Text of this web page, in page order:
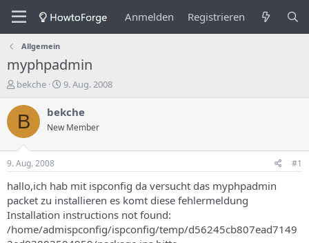
Anmelden Registrieren
Allgemein
myphpadmin
E
s
e
l
e
r
e
s
T
bekche
E
s
e
n
s
d
a
9. Aug. 2008
B bekche
New Member
9. Aug. 2008 #1
hallo,ich hab mit ispconfig da versucht das myphpadmin
packet zu installieren es komt diese fehlermeldung
Installation instructions not found:
/home/admispconfig/ispconfig/temp/d56245cb807ead7149